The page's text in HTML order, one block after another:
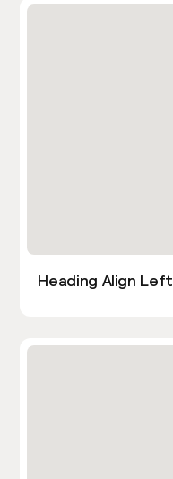
Heading Align Left